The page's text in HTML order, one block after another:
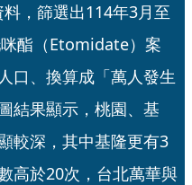
，篩選出114年3月至
酯（Etomidate）案
口、換算成「萬人發生
結果顯示，桃園、基
較深，其中基隆更有3
高於20次，台北萬華與